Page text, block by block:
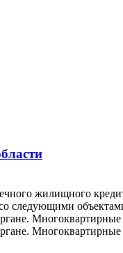
жилищного
следующими